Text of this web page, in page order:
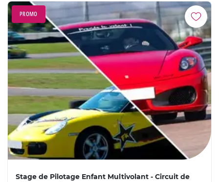
PROMO
Stage de Pilotage Enfant Multivolant - Circuit de